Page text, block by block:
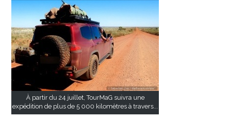
À partir du 24 juillet, TourMaG suivra une
expédition de plus de 5 000 kilomètres à travers...